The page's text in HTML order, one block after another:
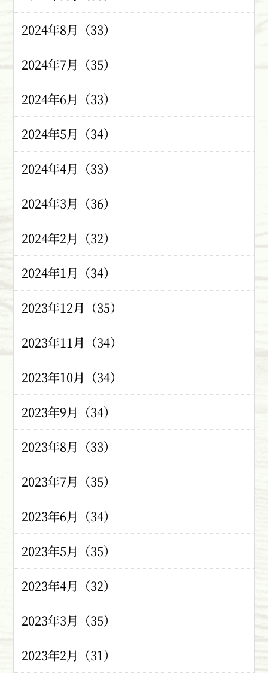
2024年8月（33）
2024年7月（35）
2024年6月（33）
2024年5月（34）
2024年4月（33）
2024年3月（36）
2024年2月（32）
2024年1月（34）
2023年12月（35）
2023年11月（34）
2023年10月（34）
2023年9月（34）
2023年8月（33）
2023年7月（35）
2023年6月（34）
2023年5月（35）
2023年4月（32）
2023年3月（35）
2023年2月（31）